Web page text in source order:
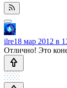
ilre18 мар 2012 в
Отлично! Это